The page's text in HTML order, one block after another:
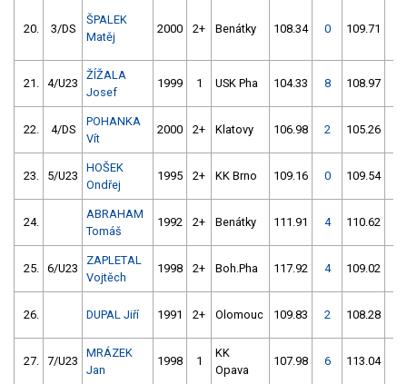
20. 3/DS
ŠPALEK
Matěj
2000 2+ Benátky 108.34 0 109.71
21. 4/U23
ŽÍŽALA
Josef
1999 1 USK Pha 104.33 8 108.97
22. 4/DS
POHANKA
Vít
2000 2+ Klatovy 106.98 2 105.26
23. 5/U23
HOŠEK
Ondřej
1995 2+ KK Brno 109.16 0 109.54
24.
ABRAHAM
Tomáš
1992 2+ Benátky 111.91 4 110.62
25. 6/U23
ZAPLETAL
Vojtěch
1998 2+ Boh.Pha 117.92 4 109.02
26. DUPAL Jiří 1991 2+ Olomouc 109.83 2 108.28
27. 7/U23
MRÁZEK
Jan
1998 1
KK
Opava
107.98 6 113.04